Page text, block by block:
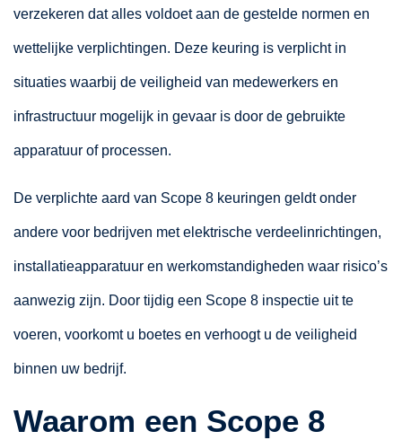
verzekeren dat alles voldoet aan de gestelde normen en
wettelijke verplichtingen. Deze keuring is verplicht in
situaties waarbij de veiligheid van medewerkers en
infrastructuur mogelijk in gevaar is door de gebruikte
apparatuur of processen.
De verplichte aard van Scope 8 keuringen geldt onder
andere voor bedrijven met elektrische verdeelinrichtingen,
installatieapparatuur en werkomstandigheden waar risico’s
aanwezig zijn. Door tijdig een Scope 8 inspectie uit te
voeren, voorkomt u boetes en verhoogt u de veiligheid
binnen uw bedrijf.
Waarom een Scope 8